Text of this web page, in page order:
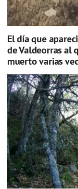
El día que
de Valdeorras al
muerto varias